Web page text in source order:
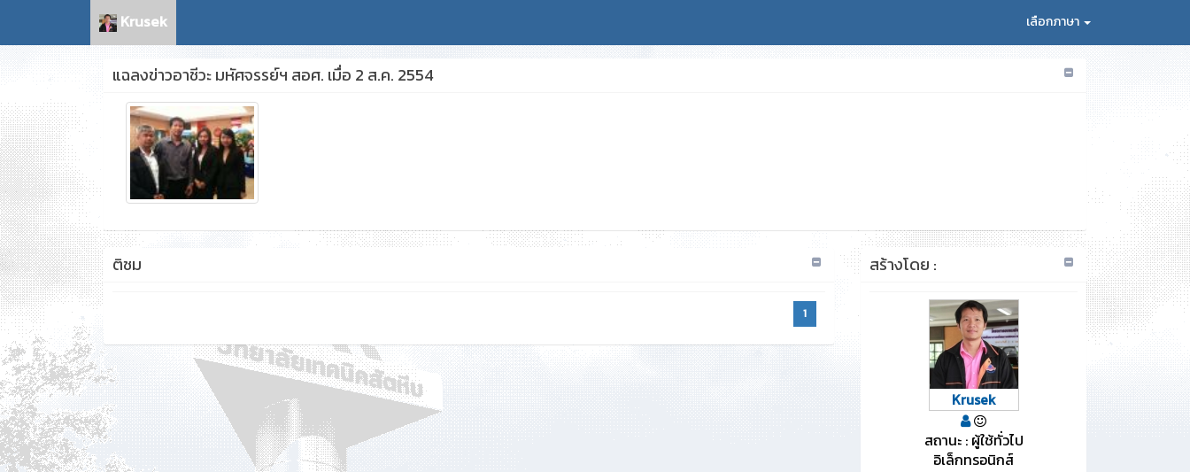
Krusek เลือกภาษา
แฉลงข่าวอาชีวะ มหัศจรรย์ฯ สอศ. เมื่อ 2 ส.ค. 2554
ติชม
1
สร้างโดย :
Krusek
สถานะ : ผู้ใช้ทั่วไป
อิเล็กทรอนิกส์